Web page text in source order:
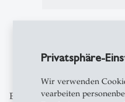
Privatsphäre-
Wir verwenden
vearbeiten
Entdecken Sie unsere